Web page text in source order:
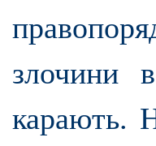
злочини
карають.